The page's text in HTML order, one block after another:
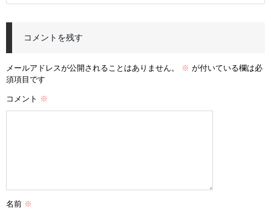
コメントを残す
メールアドレスが公開されることはありません。 ※ が付いている欄は必
須項目です
コメント ※
名前 ※